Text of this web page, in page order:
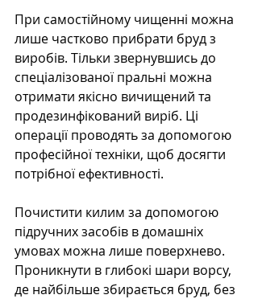
При самостійному чищенні можна
лише частково прибрати бруд з
виробів. Тільки звернувшись до
спеціалізованої пральні можна
отримати якісно вичищений та
продезинфікований виріб. Ці
операції проводять за допомогою
професійної техніки, щоб досягти
потрібної ефективності.
Почистити килим за допомогою
підручних засобів в домашніх
умовах можна лише поверхнево.
Проникнути в глибокі шари ворсу,
де найбільше збирається бруд, без